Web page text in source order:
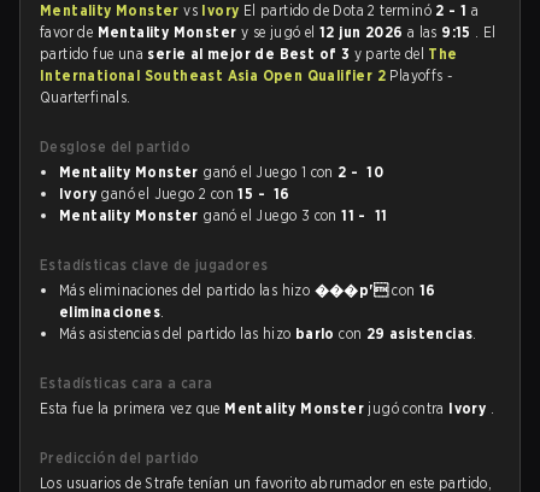
Mentality Monstervs Ivory El partido de Dota 2 terminó 2 - 1 a
favor de Mentality Monster y se jugó el12 jun 2026 a las 9:15 . El
partido fue una serie al mejor de Best of 3 y parte del The
International Southeast Asia Open Qualifier 2 Playoffs -
Quarterfinals.
Desglose del partido
Mentality Monster ganó el Juego 1 con 2 - 10
Ivory ganó el Juego 2 con15 - 16
Mentality Monster ganó el Juego 3 con11 - 11
Estadísticas clave de jugadores
Más eliminaciones del partido las hizo ���p'con16
eliminaciones.
Más asistencias del partido las hizo barlo con 29 asistencias.
Estadísticas cara a cara
Esta fue la primera vez que Mentality Monster jugó contra Ivory .
Predicción del partido
Los usuarios de Strafe tenían un favorito abrumador en este partido,